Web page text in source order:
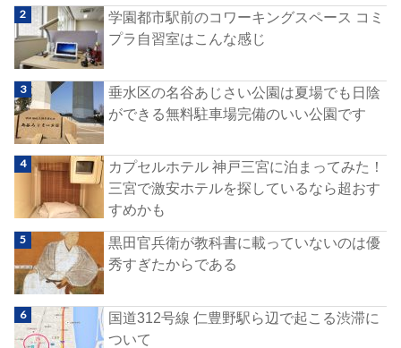
学園都市駅前のコワーキングスペース コミ
プラ自習室はこんな感じ
垂水区の名谷あじさい公園は夏場でも日陰
ができる無料駐車場完備のいい公園です
カプセルホテル 神戸三宮に泊まってみた！
三宮で激安ホテルを探しているなら超おす
すめかも
黒田官兵衛が教科書に載っていないのは優
秀すぎたからである
国道312号線 仁豊野駅ら辺で起こる渋滞に
ついて